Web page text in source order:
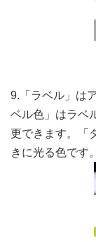
9.「ラベル」は
ベル色」はラベ
更できます。「
きに光る色です。